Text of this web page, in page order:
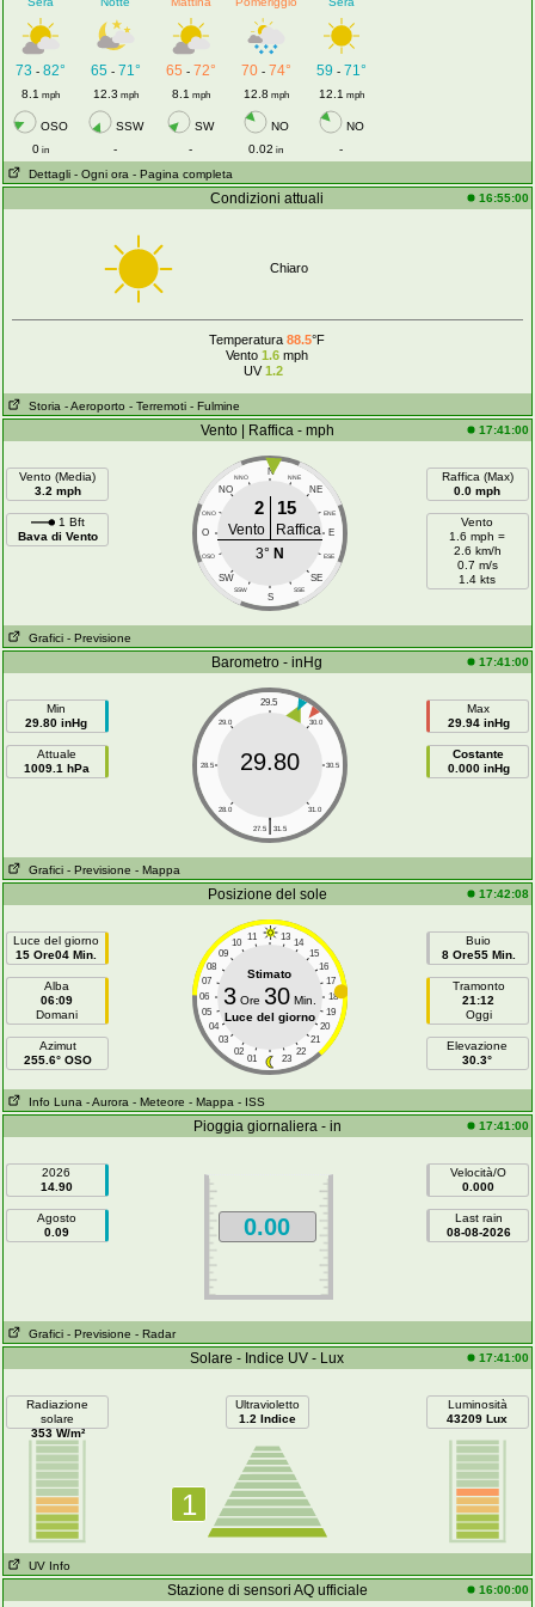
73 -82° 65- 71° 65 - 72° 70- 74° 59 - 71°
8.1 mph 12.3 mph 8.1 mph 12.8 mph 12.1 mph
OSO SSW SW NO
NO
0 in - - 0.02 in
-
Dettagli - Ogni ora - Pagina completa
Condizioni attuali 16:55:00
Chiaro
Temperatura88.5°F
Vento 1.6 mph
UV1.2
Storia - Aeroporto - Terremoti - Fulmine
Vento | Raffica - mph 17:41:00
Vento (Media)
3.2 mph
1 Bft
Bava di Vento
N
NNO NNE
NO NE
ONO ENE
O E
OSO ESE
SW SE
SSW SSE
S
2 15
Vento
Raffica
3° N
Raffica (Max)
0.0 mph
Vento
1.6 mph =
2.6 km/h
0.7 m/s
1.4 kts
Grafici - Previsione
Barometro - inHg 17:41:00
Min
29.80 inHg
Attuale
1009.1 hPa
29.5
29.0 30.0
28.5 30.5
28.0 31.0
|
27.5 31.5
29.80
Max
29.94 inHg
Costante
0.000 inHg
Grafici - Previsione - Mappa
Posizione del sole 17:42:08
Luce del giorno
15 Ore04 Min.
Alba
06:09
Domani
Azimut
255.6° OSO
11 13
10
14
09
15
08
16
07
17
06
18
05
19
04
20
03
21
02
22
01 23
Stimato
3Ore 30Min.
Luce del giorno
Buio
8 Ore55 Min.
Tramonto
21:12
Oggi
Elevazione
30.3°
Info Luna - Aurora - Meteore - Mappa - ISS
Pioggia giornaliera - in 17:41:00
2026
14.90
Agosto
0.09
0.00
Velocità/O
0.000
Last rain
08-08-2026
Grafici - Previsione - Radar
Solare - Indice UV - Lux 17:41:00
Radiazione
solare
353 W/m²
Ultravioletto
1.2 Indice
1
Luminosità
43209 Lux
UV Info
Stazione di sensori AQ ufficiale 16:00:00